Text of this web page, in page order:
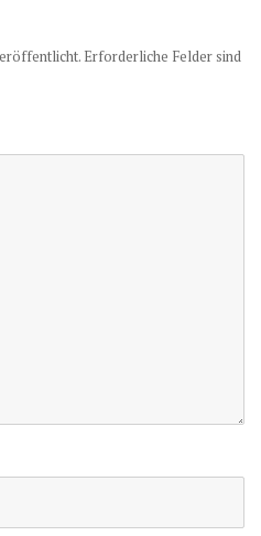
Erforderliche Felder sind